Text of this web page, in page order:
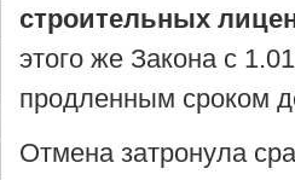
строительных
этого же Закона с
продленным сроком
Отмена затронула